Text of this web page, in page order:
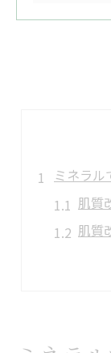
ミネラ
肌質
肌質
ミ